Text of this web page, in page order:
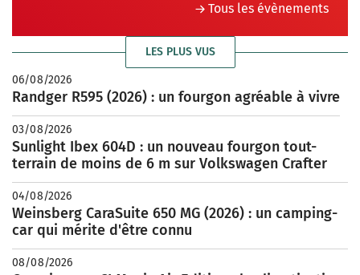
Tous les évènements
LES PLUS VUS
06/08/2026
Randger R595 (2026) : un fourgon agréable à vivre
03/08/2026
Sunlight Ibex 604D : un nouveau fourgon tout-
terrain de moins de 6 m sur Volkswagen Crafter
04/08/2026
Weinsberg CaraSuite 650 MG (2026) : un camping-
car qui mérite d'être connu
08/08/2026